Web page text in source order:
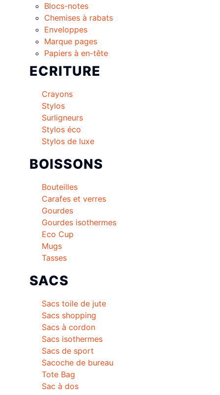
Blocs-notes
Chemises à rabats
Enveloppes
Marque pages
Papiers à en-tête
ECRITURE
Crayons
Stylos
Surligneurs
Stylos éco
Stylos de luxe
BOISSONS
Bouteilles
Carafes et verres
Gourdes
Gourdes isothermes
Eco Cup
Mugs
Tasses
SACS
Sacs toile de jute
Sacs shopping
Sacs à cordon
Sacs isothermes
Sacs de sport
Sacoche de bureau
Tote Bag
Sac à dos